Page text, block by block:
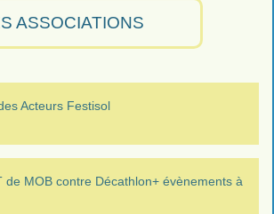
ASSOCIATIONS
Acteurs Festisol
de MOB contre Décathlon+ évènements à